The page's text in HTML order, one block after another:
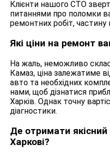
Клієнти нашого СТО
питаннями про поломки
ремонтних робіт,
Які ціни на ремонт
На жаль, неможливо
Камаз, ціна залежатиме
авто та необхідних
нами, щоб дізнатися
Харків. Однак точну
діагностики.
Де отримати
Харкові?